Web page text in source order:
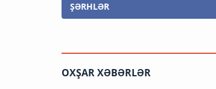
ŞƏRHLƏR
OXŞAR XƏBƏRLƏR